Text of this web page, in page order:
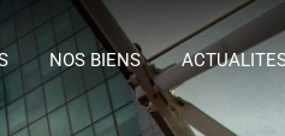
ACCUEIL A PROPOS
NOS BIENS